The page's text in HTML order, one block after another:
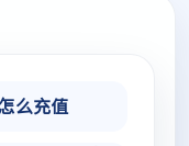
么充值